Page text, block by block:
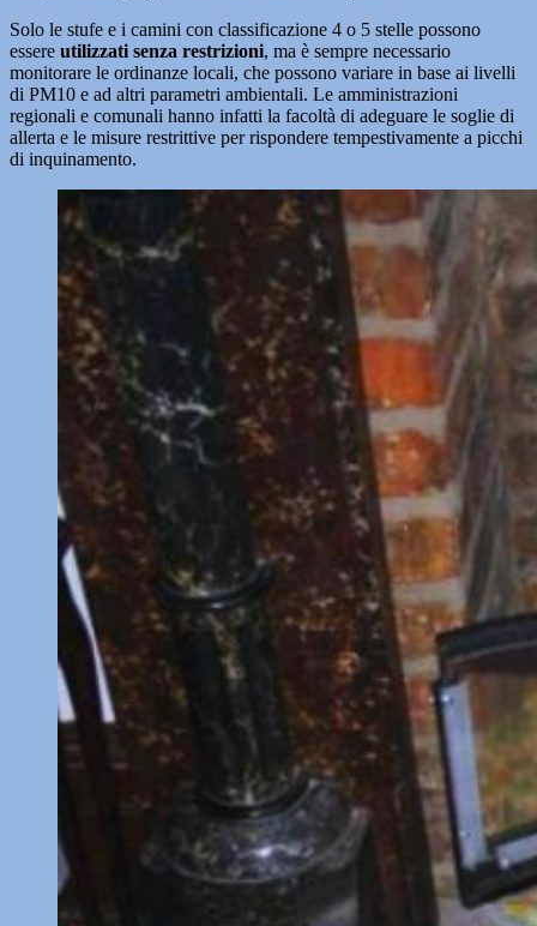
Solo le stufe e i camini con classificazione 4 o 5 stelle possono
essere utilizzati senza restrizioni, ma è sempre necessario
monitorare le ordinanze locali, che possono variare in base ai livelli
di PM10 e ad altri parametri ambientali. Le amministrazioni
regionali e comunali hanno infatti la facoltà di adeguare le soglie di
allerta e le misure restrittive per rispondere tempestivamente a picchi
di inquinamento.